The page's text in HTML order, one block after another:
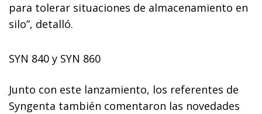
para tolerar situaciones de almacenamiento en
silo”, detalló.
SYN 840 y SYN 860
Junto con este lanzamiento, los referentes de
Syngenta también comentaron las novedades